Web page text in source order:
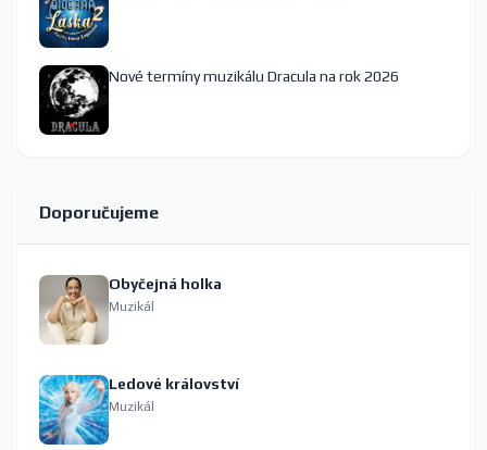
Nové termíny muzikálu Dracula na rok 2026
Doporučujeme
Obyčejná holka
Muzikál
Ledové království
Muzikál